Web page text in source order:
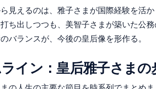
見えるのは、雅子さまが国際経験を活
ち出しつつも、美智子さまが築いた公
バランスが、今後の皇后像を形作る。
イン：皇后雅子さまの